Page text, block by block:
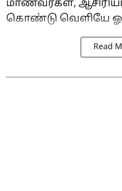
மாணவர்கள்,
கொண்டு வெளியே
Read